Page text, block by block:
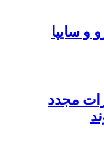
و سایپا
مجدد